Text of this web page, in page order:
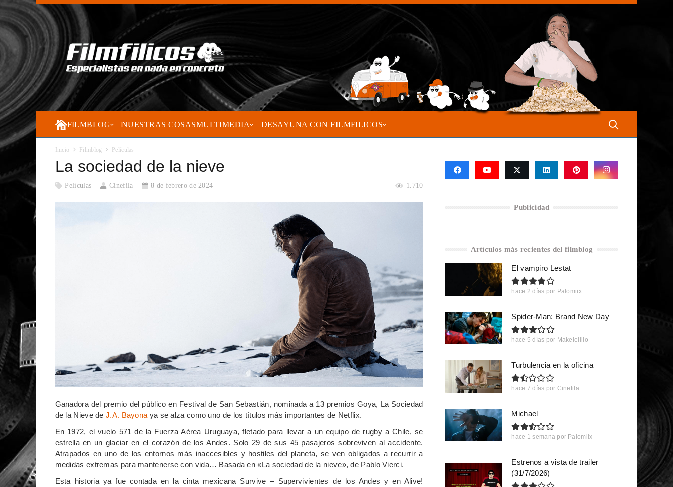
FILMBLOG NUESTRAS COSASMULTIMEDIA DESAYUNA CON FILMFILICOS
Inicio Filmblog Películas
La sociedad de la nieve
Películas Cinefila 8 de febrero de 2024 1.710
Ganadora del premio del público en Festival de San Sebastián, nominada a 13 premios Goya, La Sociedad
de la Nieve deJ.A. Bayona ya se alza como uno de los títulos más importantes de Netflix.
En 1972, el vuelo 571 de la Fuerza Aérea Uruguaya, fletado para llevar a un equipo de rugby a Chile, se
estrella en un glaciar en el corazón de los Andes. Solo 29 de sus 45 pasajeros sobreviven al accidente.
Atrapados en uno de los entornos más inaccesibles y hostiles del planeta, se ven obligados a recurrir a
medidas extremas para mantenerse con vida… Basada en «La sociedad de la nieve», de Pablo Vierci.
Esta historia ya fue contada en la cinta mexicana Survive – Supervivientes de los Andes y en Alive!
Publicidad
Artículos más recientes del filmblog
El vampiro Lestat
hace 2 días por Palomiix
Spider-Man: Brand New Day
hace 5 días por Makelelillo
Turbulencia en la oficina
hace 7 días por Cinefila
Michael
hace 1 semana por Palomiix
Estrenos a vista de trailer
(31/7/2026)